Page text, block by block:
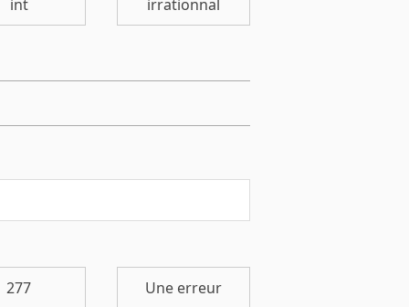
int irrationnal
277 Une erreur